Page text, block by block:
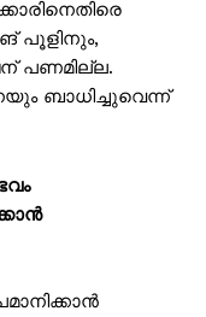
പൂളിനും,
പണമില്ല.
ബാധിച്ചുവെന്ന്